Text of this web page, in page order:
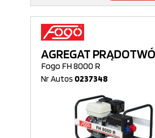
AGREGAT
Fogo FH 8000 R
Nr Autos 0237348